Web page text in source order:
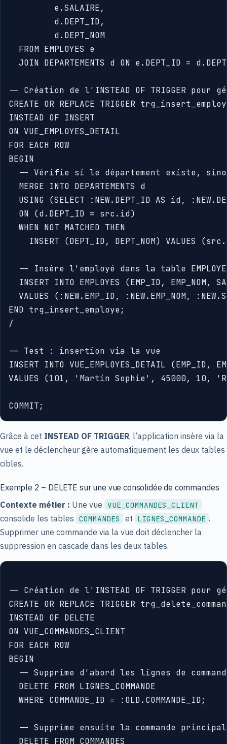
         e.SALAIRE,
         d.DEPT_ID,
         d.DEPT_NOM
  FROM EMPLOYES e
JOIN DEPARTEMENTS d ON e.DEPT_ID =
-- Création de l'INSTEAD OF TRIGGER pour
CREATE OR REPLACE TRIGGER
INSTEAD OF INSERT
ON VUE_EMPLOYES_DETAIL
FOR EACH ROW
BEGIN
-- Vérifie si le département existe,
  MERGE INTO DEPARTEMENTS d
USING (SELECT :NEW.DEPT_ID AS id,
  ON (d.DEPT_ID = src.id)
  WHEN NOT MATCHED THEN
INSERT (DEPT_ID, DEPT_NOM) VALUES
-- Insère l'employé dans la table
INSERT INTO EMPLOYES (EMP_ID, EMP_NOM,
VALUES (:NEW.EMP_ID, :NEW.EMP_NOM,
END trg_insert_employe;
/
-- Test : insertion via la vue
INSERT INTO VUE_EMPLOYES_DETAIL (EMP_ID,
VALUES (101, 'Martin Sophie', 45000, 10,
Grâce à cet INSTEAD OF TRIGGER, l’application insère via la
vue et le déclencheur gère automatiquement les deux tables
cibles.
Exemple 2 – DELETE sur une vue consolidée de commandes
Contexte métier : Une vue VUE_COMMANDES_CLIENT
consolide les tables COMMANDES et LIGNES_COMMANDE .
Supprimer une commande via la vue doit déclencher la
suppression en cascade dans les deux tables.
-- Création de l'INSTEAD OF TRIGGER pour
CREATE OR REPLACE TRIGGER
INSTEAD OF DELETE
ON VUE_COMMANDES_CLIENT
FOR EACH ROW
BEGIN
-- Supprime d'abord les lignes de
  DELETE FROM LIGNES_COMMANDE
  WHERE COMMANDE_ID = :OLD.COMMANDE_ID;
-- Supprime ensuite la commande
  DELETE FROM COMMANDES